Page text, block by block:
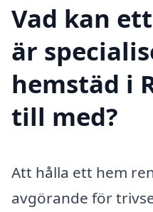
Vad kan
är
hemstäd i
till med?
Att hålla ett hem
avgörande för